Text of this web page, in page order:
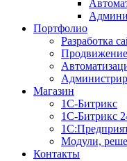
Портфолио
Разработка
Продвижение
Магазин
1С-Битрикс
1С-Битрикс
Модули,
Контакты